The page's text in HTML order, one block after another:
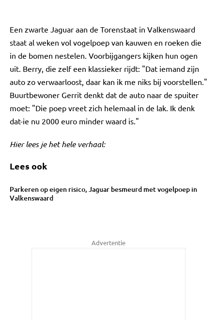
Een zwarte Jaguar aan de Torenstaat in Valkenswaard
staat al weken vol vogelpoep van kauwen en roeken die
in de bomen nestelen. Voorbijgangers kijken hun ogen
uit. Berry, die zelf een klassieker rijdt: "Dat iemand zijn
auto zo verwaarloost, daar kan ik me niks bij voorstellen."
Buurtbewoner Gerrit denkt dat de auto naar de spuiter
moet: "Die poep vreet zich helemaal in de lak. Ik denk
dat-ie nu 2000 euro minder waard is."
Hier lees je het hele verhaal:
Lees ook
Parkeren op eigen risico, Jaguar besmeurd met vogelpoep in
Valkenswaard
Advertentie